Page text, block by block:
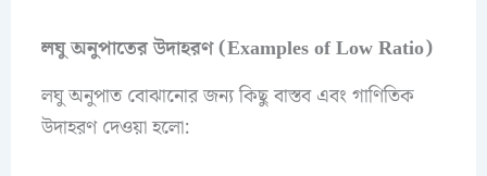
লঘু অনুপাতের উদাহরণ (Examples of Low Ratio)
লঘু অনুপাত বোঝানোর জন্য কিছু বাস্তব এবং গাণিতিক
উদাহরণ দেওয়া হলো: